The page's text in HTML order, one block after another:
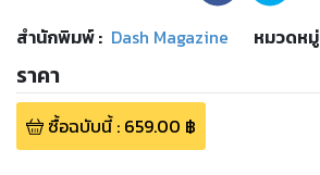
สำนักพิมพ์: Dash Magazine หมวดหมู่
ราคา
ซื้อฉบับนี้: 659.00 ฿